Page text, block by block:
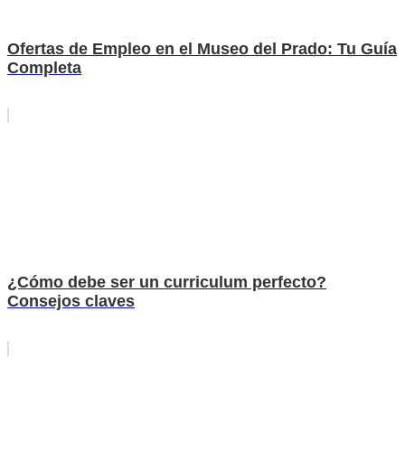
Ofertas de Empleo en el Museo del Prado: Tu Guía
Completa
¿Cómo debe ser un curriculum perfecto?
Consejos claves